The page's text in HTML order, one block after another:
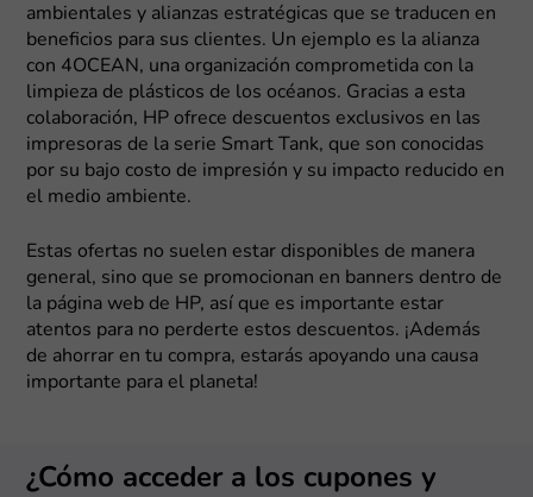
ambientales y alianzas estratégicas que se traducen en
beneficios para sus clientes. Un ejemplo es la alianza
con 4OCEAN, una organización comprometida con la
limpieza de plásticos de los océanos. Gracias a esta
colaboración, HP ofrece descuentos exclusivos en las
impresoras de la serie Smart Tank, que son conocidas
por su bajo costo de impresión y su impacto reducido en
el medio ambiente.
Estas ofertas no suelen estar disponibles de manera
general, sino que se promocionan en banners dentro de
la página web de HP, así que es importante estar
atentos para no perderte estos descuentos. ¡Además
de ahorrar en tu compra, estarás apoyando una causa
importante para el planeta!
¿Cómo acceder a los cupones y